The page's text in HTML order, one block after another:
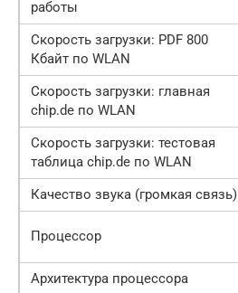
работы
Скорость загрузки: PDF 800
Кбайт по WLAN
Скорость загрузки: главная
chip.de по WLAN
Скорость загрузки: тестовая
таблица chip.de по WLAN
Качество звука (громкая связь)
Процессор
Архитектура процессора